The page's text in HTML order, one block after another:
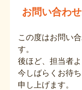
お問い合わ
この度はお問い
す。
後ほど、担当者
今しばらくお待
申し上げます。